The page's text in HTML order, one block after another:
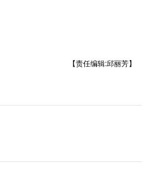
【责任编辑:邱丽芳】